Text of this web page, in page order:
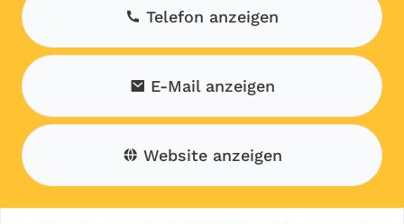
Telefon anzeigen
E-Mail anzeigen
Website anzeigen